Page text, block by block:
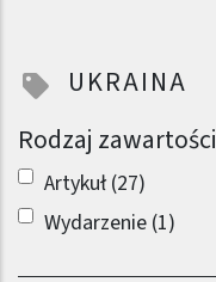
UKRAINA
Rodzaj zawartości
Artykuł (27)
Wydarzenie (1)